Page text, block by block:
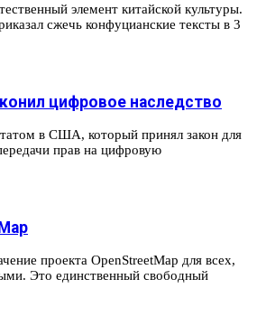
элемент китайской культуры.
сжечь конфуцианские тексты в 3
цифровое наследство
в США, который принял закон для
прав на цифровую
проекта OpenStreetMap для всех,
Это единственный свободный